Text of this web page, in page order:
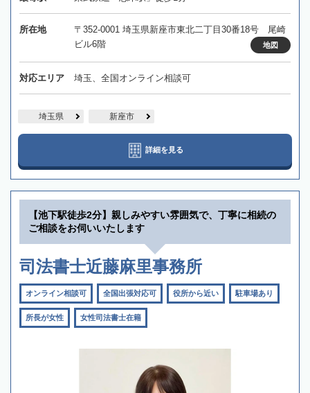
所在地
〒352-0001 埼玉県新座市東北二丁目30番18号 尾崎
ビル6階
地図
対応エリア 埼玉、全国オンライン相談可
埼玉県 新座市
詳細を見る
【池下駅徒歩2分】親しみやすい雰囲気で、丁寧に相続の
ご相談をお伺いいたします
司法書士近藤麻里事務所
オンライン相談可 全国出張対応可 役所から近い 駐車場あり
所長が女性 女性司法書士在籍